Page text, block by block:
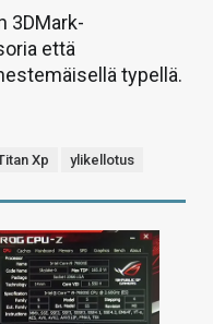
3DMark-
että
typellä.
Xp ylikellotus